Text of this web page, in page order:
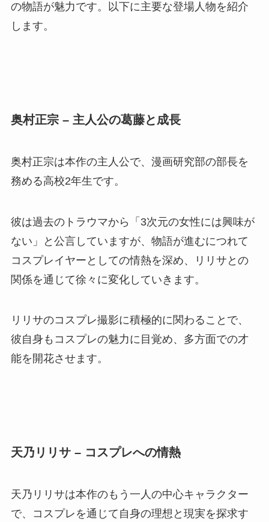
の物語が魅力です。以下に主要な登場人物を紹介
します。
奥村正宗 – 主人公の葛藤と成長
奥村正宗は本作の主人公で、漫画研究部の部長を
務める高校2年生です。
彼は過去のトラウマから「3次元の女性には興味が
ない」と公言していますが、物語が進むにつれて
コスプレイヤーとしての情熱を深め、リリサとの
関係を通じて徐々に変化していきます。
リリサのコスプレ撮影に積極的に関わることで、
彼自身もコスプレの魅力に目覚め、多方面での才
能を開花させます。
天乃リリサ – コスプレへの情熱
天乃リリサは本作のもう一人の中心キャラクター
で、コスプレを通じて自身の理想と現実を探求す